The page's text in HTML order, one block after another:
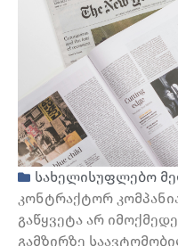
სახელისუფლებო
კონტრაქტორ
გაწყვეტა არ
გამზირზე